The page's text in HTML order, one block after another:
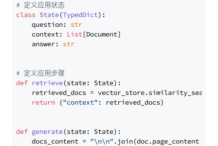
# 定义应用状态
class State(TypedDict):
    question:
str
    context:
List[Document]
    answer:
str
# 定义应用步骤
def retrieve(state: State):
retrieved_docs =
return {"context" : retrieved_docs}
def generate(state: State):
    docs_content =
"\n\n" .join(doc.page_content